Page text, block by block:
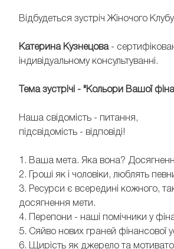
Відбудеться зустріч Жіночого
Катерина Кузнецова-
індивідуальному консультуванні.
Тема зустрічі - "Кольори Вашої
Наша свідомість - питання,
підсвідомість - відповіді!
1. Ваша мета. Яка вона?
2. Гроші як і чоловіки, люблять
3. Ресурси є всередині кожного,
досягнення мети.
4. Перепони - наші помічники у
5. Сяйво нових граней фінансової
6. Щирість як джерело та